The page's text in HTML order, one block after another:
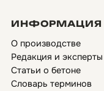
ИНФОРМАЦИЯ
О производстве
Редакция и эксперты
Статьи о бетоне
Словарь терминов